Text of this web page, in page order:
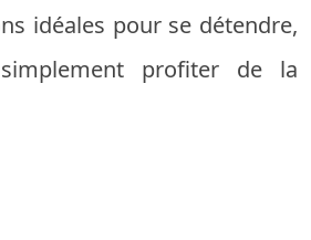
idéales pour se détendre,
profiter de la